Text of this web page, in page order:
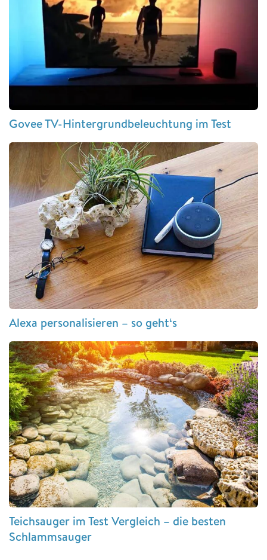
Govee TV-Hintergrundbeleuchtung im Test
Alexa personalisieren – so geht‘s
Teichsauger im Test Vergleich – die besten
Schlammsauger